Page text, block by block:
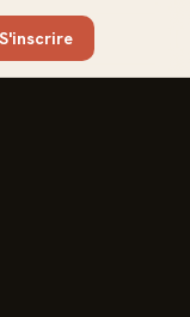
S'inscrire